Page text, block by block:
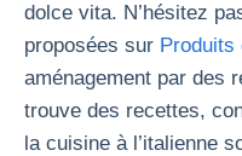
dolce vita. N’hésitez
proposées sur Produits
aménagement par des
trouve des recettes,
la cuisine à l’italienne